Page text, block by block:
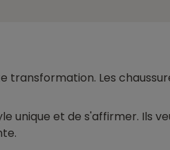
transformation. Les
unique et de s'affirmer. Ils